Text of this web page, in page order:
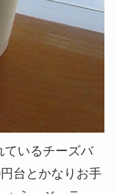
ているチーズバ
台とかなりお手